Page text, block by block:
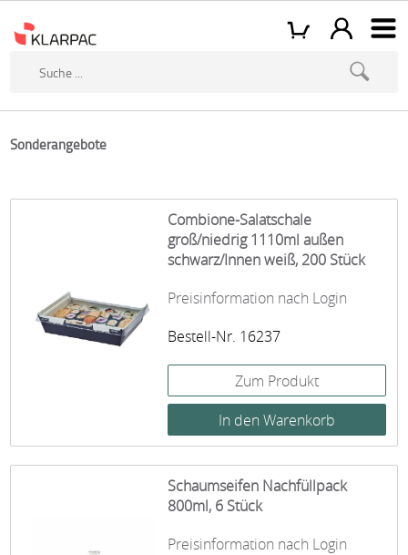
Sonderangebote
Combione-Salatschale
groß/niedrig 1110ml außen
schwarz/Innen weiß, 200 Stück
Preisinformation nach Login
Bestell-Nr. 16237
Zum Produkt
Schaumseifen Nachfüllpack
800ml, 6 Stück
Preisinformation nach Login